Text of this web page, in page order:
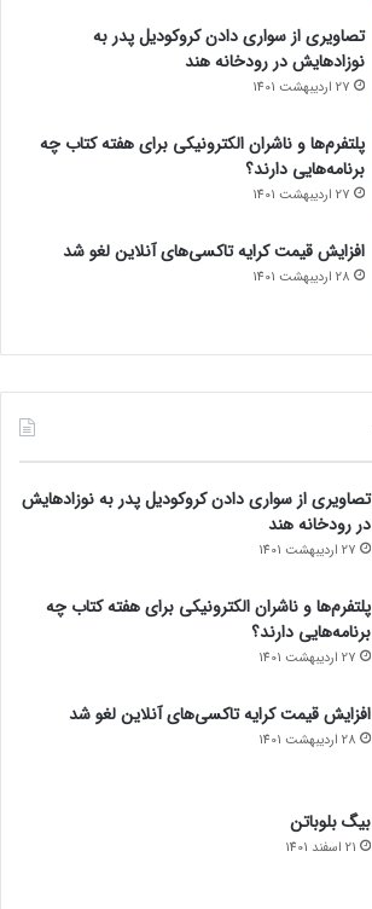
تصاویری از سواری دادن کروکودیل پدر به
نوزادهایش در رودخانه هند
27 اردیبهشت 1401
پلتفرم‌ها و ناشران الکترونیکی برای هفته کتاب چه
برنامه‌هایی دارند؟
27 اردیبهشت 1401
افزایش قیمت کرایه تاکسی‌های آنلاین لغو شد
28 اردیبهشت 1401
تصاویری از سواری دادن کروکودیل پدر به نوزادهایش
در رودخانه هند
27 اردیبهشت 1401
پلتفرم‌ها و ناشران الکترونیکی برای هفته کتاب چه
برنامه‌هایی دارند؟
27 اردیبهشت 1401
افزایش قیمت کرایه تاکسی‌های آنلاین لغو شد
28 اردیبهشت 1401
بیگ بلوباتن
21 اسفند 1401